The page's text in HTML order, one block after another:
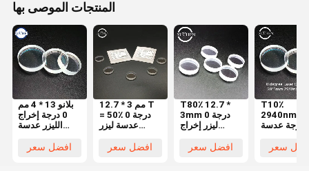
المنتجات الموصى بها
بلانو 13 * 4 مم
0 درجة إخراج
الليزر عدسة
58٪ العدسات
البصرية
افضل سعر
12.7 * 3 مم T
= 50٪ 0 درجة
عدسة ليزر
1064nmHR
لآلة الليزر
افضل سعر
T80٪ 12.7 *
3mm 0 درجة
ليزر إخراج
دائرية لآلة الليزر
افضل سعر
T10٪
درجة عدسة
سعر